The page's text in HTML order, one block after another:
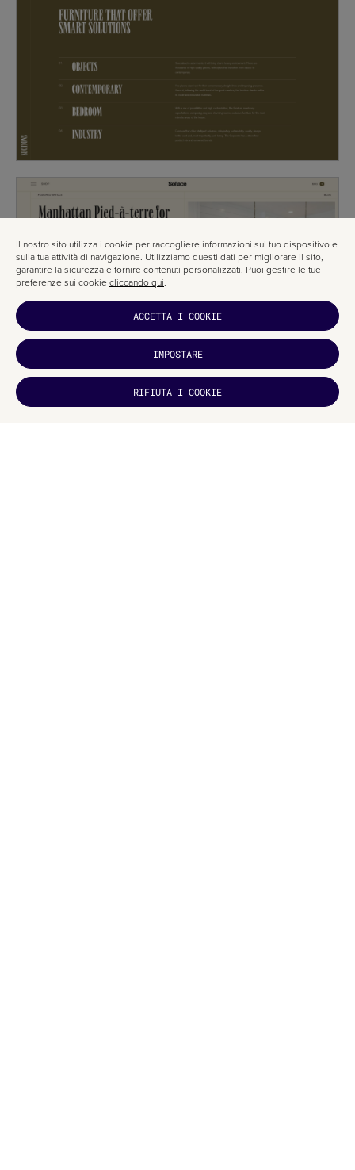
PIACIUTO?
ISCRIVITI
Il nostro sito utilizza i cookie per raccogliere informazioni sul tuo dispositivo e
sulla tua attività di navigazione. Utilizziamo questi dati per migliorare il sito,
garantire la sicurezza e fornire contenuti personalizzati. Puoi gestire le tue
preferenze sui cookiecliccando qui.
ACCETTA I COOKIE
IMPOSTARE
RIFIUTA I COOKIE